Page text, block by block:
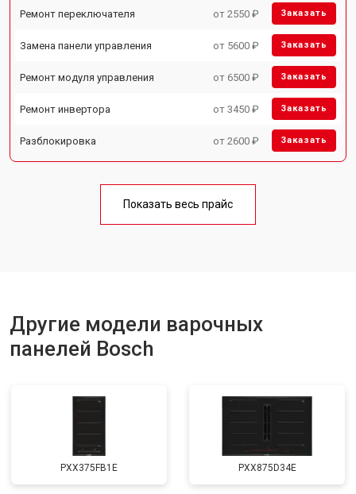
Ремонт переключателя от 2550 ₽ Заказать
Замена панели управления от 5600 ₽ Заказать
Ремонт модуля управления от 6500 ₽ Заказать
Ремонт инвертора от 3450 ₽ Заказать
Разблокировка от 2600 ₽ Заказать
Показать весь прайс
Другие модели варочных
панелей Bosch
PXX375FB1E PXX875D34E